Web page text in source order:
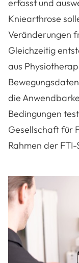
erfasst und
Kniearthrose
Veränderungen
Gleichzeitig
aus
die
Bedingungen
Gesellschaft für
Rahmen der